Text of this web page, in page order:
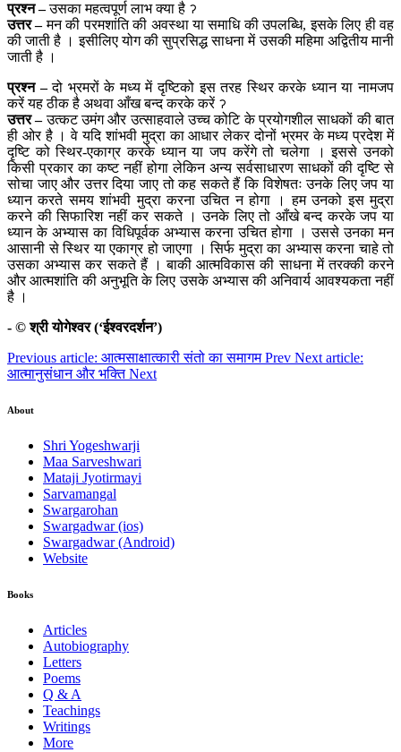
प्रश्न –उसका महत्वपूर्ण लाभ क्या है ॽ
उत्तर –मन की परमशांति की अवस्था या समाधि की उपलब्धि, इसके लिए ही वह
की जाती है । इसीलिए योग की सुप्रसिद्ध साधना में उसकी महिमा अद्वितीय मानी
जाती है ।
प्रश्न –दो भ्रमरों के मध्य में दृष्टिको इस तरह स्थिर करके ध्यान या नामजप
करें यह ठीक है अथवा आँख बन्द करके करें ॽ
उत्तर –उत्कट उमंग और उत्साहवाले उच्च कोटि के प्रयोगशील साधकों की बात
ही ओर है । वे यदि शांभवी मुद्रा का आधार लेकर दोनों भ्रमर के मध्य प्रदेश में
दृष्टि को स्थिर-एकाग्र करके ध्यान या जप करेंगे तो चलेगा । इससे उनको
किसी प्रकार का कष्ट नहीं होगा लेकिन अन्य सर्वसाधारण साधकों की दृष्टि से
सोचा जाए और उत्तर दिया जाए तो कह सकते हैं कि विशेषतः उनके लिए जप या
ध्यान करते समय शांभवी मुद्रा करना उचित न होगा । हम उनको इस मुद्रा
करने की सिफारिश नहीं कर सकते । उनके लिए तो आँखे बन्द करके जप या
ध्यान के अभ्यास का विधिपूर्वक अभ्यास करना उचित होगा । उससे उनका मन
आसानी से स्थिर या एकाग्र हो जाएगा । सिर्फ मुद्रा का अभ्यास करना चाहे तो
उसका अभ्यास कर सकते हैं । बाकी आत्मविकास की साधना में तरक्की करने
और आत्मशांति की अनुभूति के लिए उसके अभ्यास की अनिवार्य आवश्यकता नहीं
है ।
- © श्री योगेश्वर (‘ईश्वरदर्शन’)
Previous article: आत्मसाक्षात्कारी संतो का समागमPrev Next article:
आत्मानुसंधान और भक्तिNext
About
Shri Yogeshwarji
Maa Sarveshwari
Mataji Jyotirmayi
Sarvamangal
Swargarohan
Swargadwar (ios)
Swargadwar (Android)
Website
Books
Articles
Autobiography
Letters
Poems
Q & A
Teachings
Writings
More